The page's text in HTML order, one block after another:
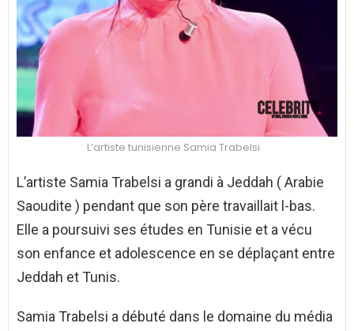
L’artiste tunisienne Samia Trabelsi
L’artiste Samia Trabelsi a grandi à Jeddah ( Arabie
Saoudite ) pendant que son père travaillait l-bas.
Elle a poursuivi ses études en Tunisie et a vécu
son enfance et adolescence en se déplaçant entre
Jeddah et Tunis.
Samia Trabelsi a débuté dans le domaine du média